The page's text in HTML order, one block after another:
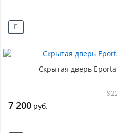
Скрытая дверь
7 200 руб.